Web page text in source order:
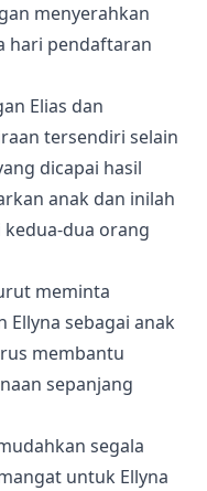
menyerahkan
hari pendaftaran
Elias dan
tersendiri selain
dicapai hasil
anak dan inilah
kedua-dua orang
meminta
Ellyna sebagai anak
membantu
sepanjang
segala
untuk Ellyna